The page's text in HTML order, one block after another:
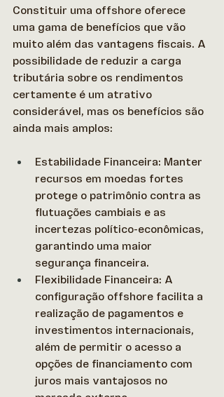
Constituir uma offshore oferece
uma gama de benefícios que vão
muito além das vantagens fiscais. A
possibilidade de reduzir a carga
tributária sobre os rendimentos
certamente é um atrativo
considerável, mas os benefícios são
ainda mais amplos:
Estabilidade Financeira: Manter
recursos em moedas fortes
protege o patrimônio contra as
flutuações cambiais e as
incertezas político-econômicas,
garantindo uma maior
segurança financeira.
Flexibilidade Financeira: A
configuração offshore facilita a
realização de pagamentos e
investimentos internacionais,
além de permitir o acesso a
opções de financiamento com
juros mais vantajosos no